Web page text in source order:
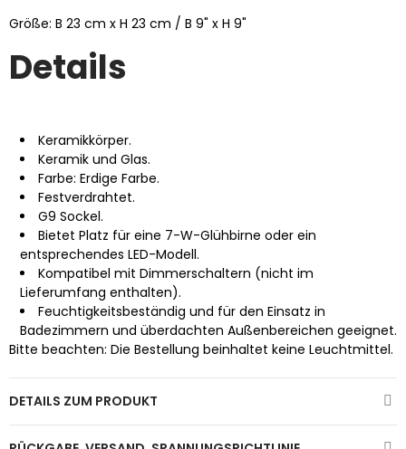
Größe: B 23 cm x H 23 cm / B 9" x H 9"
Details
Keramikkörper.
Keramik und Glas.
Farbe: Erdige Farbe.
Festverdrahtet.
G9 Sockel.
Bietet Platz für eine 7-W-Glühbirne oder ein
entsprechendes LED-Modell.
Kompatibel mit Dimmerschaltern (nicht im
Lieferumfang enthalten).
Feuchtigkeitsbeständig und für den Einsatz in
Badezimmern und überdachten Außenbereichen geeignet.
Bitte beachten: Die Bestellung beinhaltet keine Leuchtmittel.
DETAILS ZUM PRODUKT